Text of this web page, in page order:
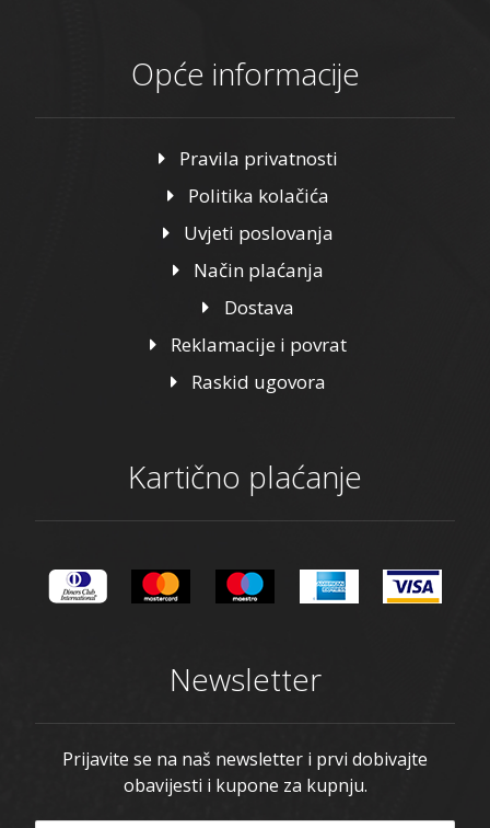
Opće informacije
Pravila privatnosti
Politika kolačića
Uvjeti poslovanja
Način plaćanja
Dostava
Reklamacije i povrat
Raskid ugovora
Kartično plaćanje
Newsletter
Prijavite se na naš newsletter i prvi dobivajte
obavijesti i kupone za kupnju.